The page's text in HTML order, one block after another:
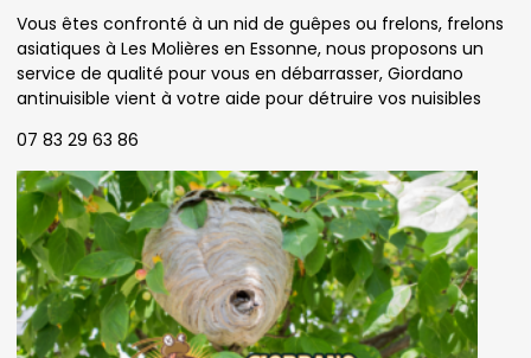
Vous êtes confronté à un nid de guêpes ou frelons, frelons
asiatiques à Les Molières en Essonne, nous proposons un
service de qualité pour vous en débarrasser, Giordano
antinuisible vient à votre aide pour détruire vos nuisibles
07 83 29 63 86